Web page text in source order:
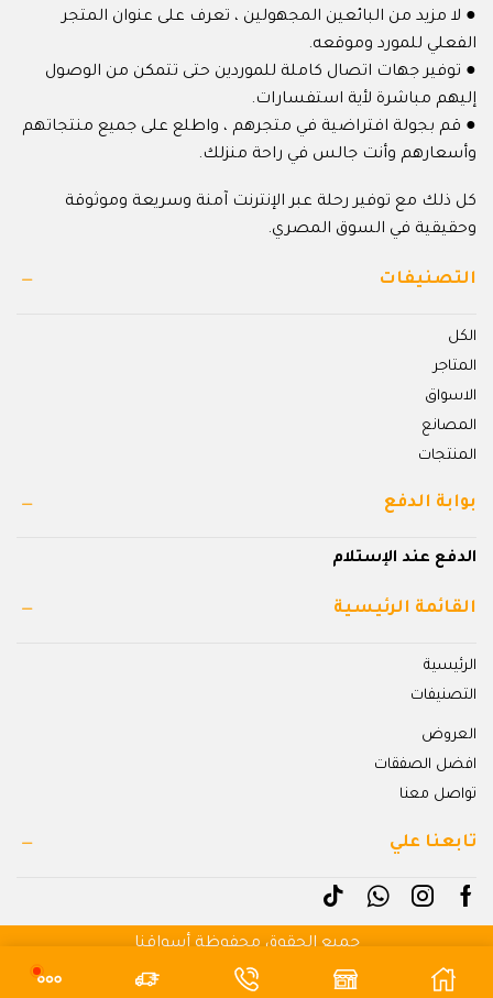
● لا مزيد من البائعين المجهولين ، تعرف على عنوان المتجر
الفعلي للمورد وموقعه.
● توفير جهات اتصال كاملة للموردين حتى تتمكن من الوصول
إليهم مباشرة لأية استفسارات.
● قم بجولة افتراضية في متجرهم ، واطلع على جميع منتجاتهم
وأسعارهم وأنت جالس في راحة منزلك.
كل ذلك مع توفير رحلة عبر الإنترنت آمنة وسريعة وموثوقة
وحقيقية في السوق المصري.
التصنيفات
الكل
المتاجر
الاسواق
المصانع
المنتجات
بوابة الدفع
الدفع عند الإستلام
القائمة الرئيسية
الرئيسية
التصنيفات
العروض
افضل الصفقات
تواصل معنا
تابعنا علي
جميع الحقوق محفوظة أسواقنا
بواسطة شهبندر